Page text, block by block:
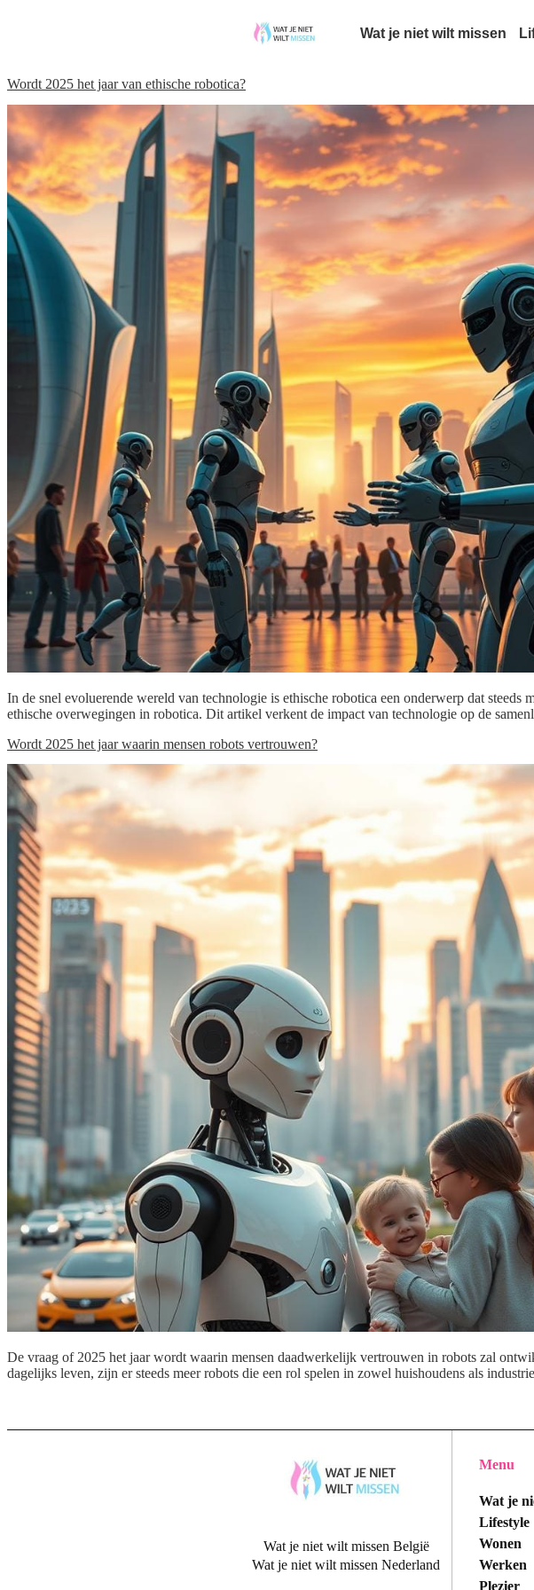
Wat je niet wilt missen
Wordt 2025 het jaar van ethische robotica?
In de snel evoluerende wereld van technologie is ethische robotica een onderwerp dat
ethische overwegingen in robotica. Dit artikel verkent de impact van technologie op de
Wordt 2025 het jaar waarin mensen robots vertrouwen?
De vraag of 2025 het jaar wordt waarin mensen daadwerkelijk vertrouwen in robots zal
dagelijks leven, zijn er steeds meer robots die een rol spelen in zowel huishoudens als
Wat je niet wilt missen België
Wat je niet wilt missen Nederland
Menu
Wat je
Lifestyle
Wonen
Werken
Plezier